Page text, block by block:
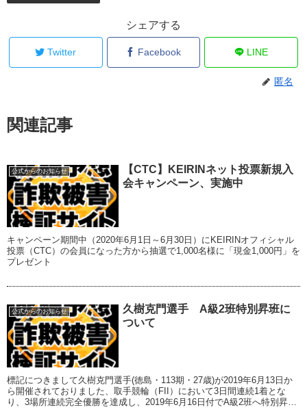
シェアする
Twitter Facebook LINE
匿名
関連記事
公式からのお知らせ
【CTC】KEIRINネット投票新規入
会キャンペーン、実施中
キャンペーン期間中（2020年6月1日～6月30日）にKEIRINオフィシャル
投票（CTC）の会員になった方から抽選で1,000名様に「現金1,000円」を
プレゼント
公式からのお知らせ
久樹克門選手 A級2班特別昇班に
ついて
標記につきまして久樹克門選手(徳島・113期・27歳)が2019年6月13日か
ら開催されておりました、取手競輪（FII）において3日間連続1着とな
り、3場所連続完全優勝を達成し、2019年6月16日付でA級2班へ特別昇班